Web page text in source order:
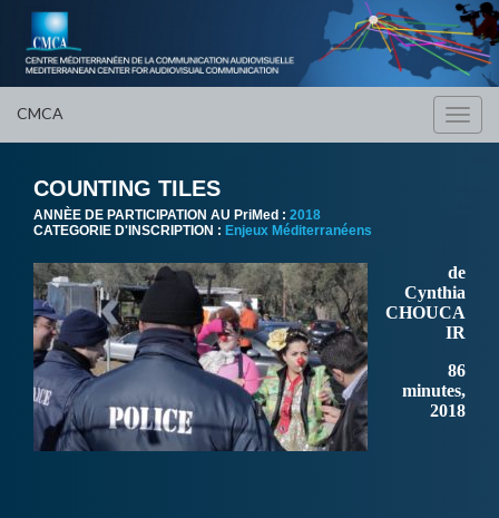
CMCA
COUNTING TILES
ANNÈE DE PARTICIPATION AU PriMed : 2018
CATEGORIE D'INSCRIPTION : Enjeux Méditerranéens
de
Cynthia
CHOUCA
IR
86
minutes,
2018